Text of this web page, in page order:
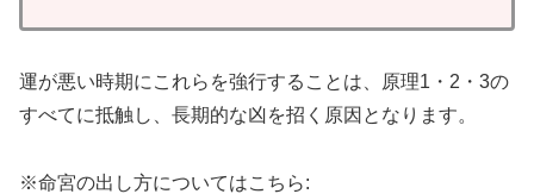
運が悪い時期にこれらを強行することは、原理1・2・3の
すべてに抵触し、長期的な凶を招く原因となります。
※命宮の出し方についてはこちら: